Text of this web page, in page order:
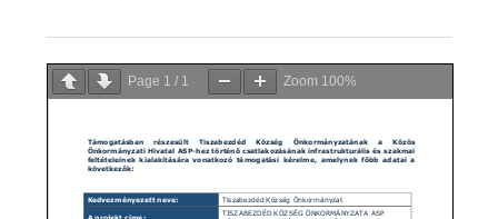
Page 1 / 1 Zoom 100%